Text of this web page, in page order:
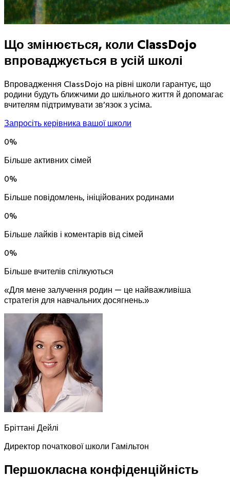
Що змінюється, коли ClassDojo
впроваджується в усій школі
Впровадження ClassDojo на рівні школи гарантує, що
родини будуть ближчими до шкільного життя й допомагає
вчителям підтримувати зв’язок з усіма.
Запросіть керівника вашої школи
0%
Більше активних сімей
0%
Більше повідомлень, ініційованих родинами
0%
Більше лайків і коментарів від сімей
0%
Більше вчителів спілкуються
«Для мене залучення родин — це найважливіша
стратегія для навчальних досягнень.»
Бріттані Дейлі
Директор початкової школи Гамільтон
Першокласна конфіденційність